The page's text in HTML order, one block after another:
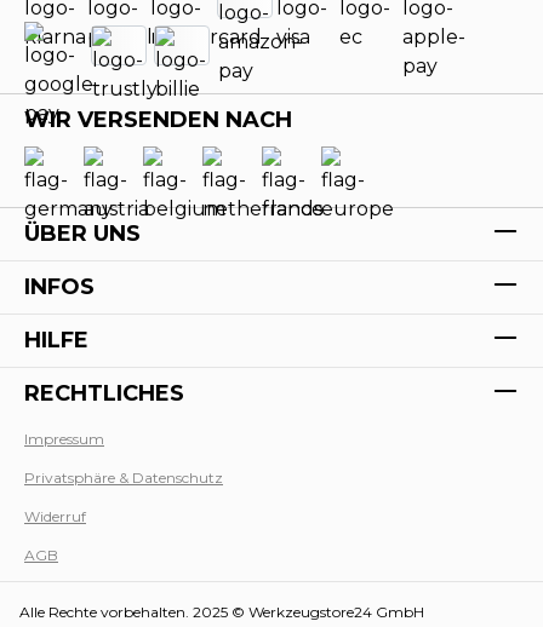
WIR VERSENDEN NACH
ÜBER UNS
INFOS
HILFE
RECHTLICHES
Impressum
Privatsphäre & Datenschutz
Widerruf
AGB
Alle Rechte vorbehalten. 2025 © Werkzeugstore24 GmbH